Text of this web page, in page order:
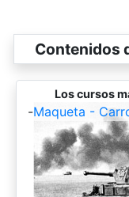
Contenidos
Los cursos
-Maqueta -